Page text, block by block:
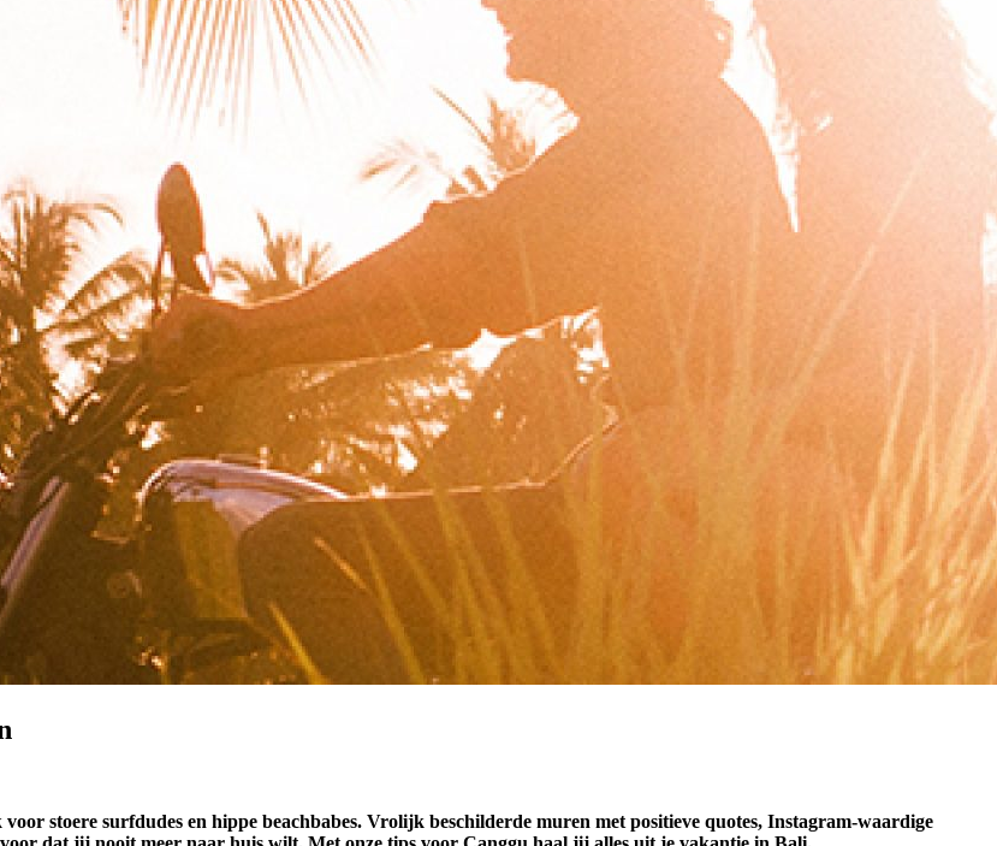
voor stoere surfdudes en hippe beachbabes. Vrolijk beschilderde muren met positieve quotes, Instagram-waardige